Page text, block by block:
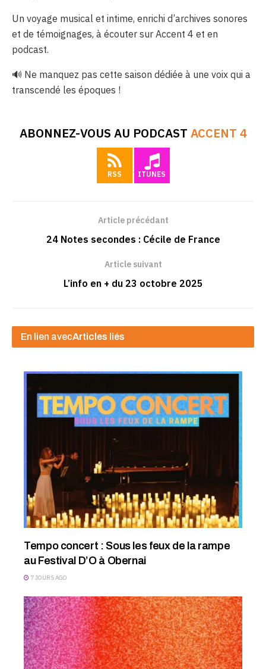
Un voyage musical et intime, enrichi d’archives sonores
et de témoignages, à écouter sur Accent 4 et en
podcast.
🔊 Ne manquez pas cette saison dédiée à une voix qui a
transcendé les époques !
ABONNEZ-VOUS AU PODCAST ACCENT 4
RSS ITUNES
Article précédant
24 Notes secondes : Cécile de France
Article suivant
L’info en + du 23 octobre 2025
En lien avecArticles liés
Tempo concert : Sous les feux de la rampe
au Festival D’O à Obernai
7 JOURS AGO